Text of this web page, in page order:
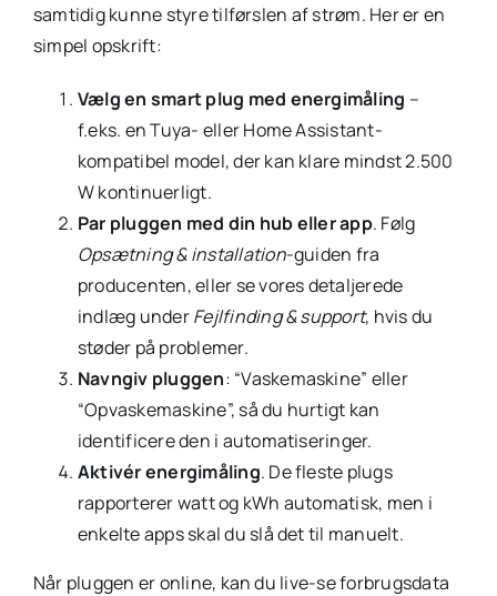
samtidig kunne styre tilførslen af strøm. Her er en
simpel opskrift:
Vælg en smart plug med energimåling –
f.eks. en Tuya- eller Home Assistant-
kompatibel model, der kan klare mindst 2.500
W kontinuerligt.
Par pluggen med din hub eller app. Følg
Opsætning & installation-guiden fra
producenten, eller se vores detaljerede
indlæg underFejlfinding & support, hvis du
støder på problemer.
Navngiv pluggen: “Vaskemaskine” eller
“Opvaskemaskine”, så du hurtigt kan
identificere den i automatiseringer.
Aktivér energimåling. De fleste plugs
rapporterer watt og kWh automatisk, men i
enkelte apps skal du slå det til manuelt.
Når pluggen er online, kan du live-se forbrugsdata